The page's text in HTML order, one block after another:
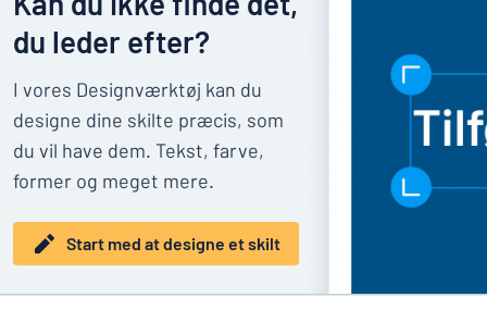
du leder efter?
I vores Designværktøj kan du
designe dine skilte præcis, som
du vil have dem. Tekst, farve,
former og meget mere.
Start med at designe et skilt